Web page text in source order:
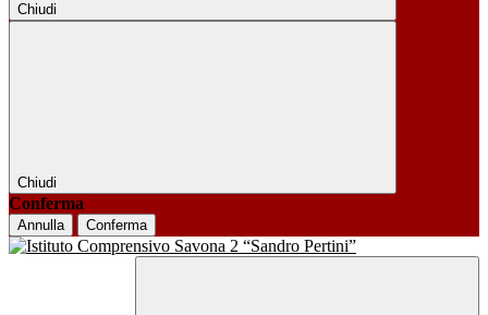
Chiudi
Chiudi
Conferma
Annulla Conferma